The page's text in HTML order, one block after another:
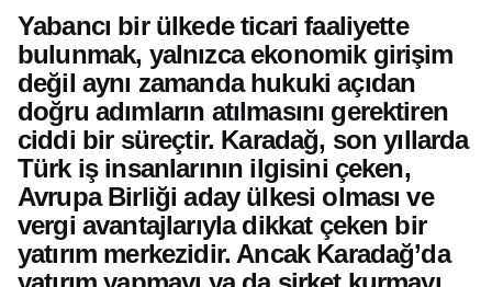
Yabancı bir ülkede ticari faaliyette
bulunmak, yalnızca ekonomik girişim
değil aynı zamanda hukuki açıdan
doğru adımların atılmasını gerektiren
ciddi bir süreçtir. Karadağ, son yıllarda
Türk iş insanlarının ilgisini çeken,
Avrupa Birliği aday ülkesi olması ve
vergi avantajlarıyla dikkat çeken bir
yatırım merkezidir. Ancak Karadağ’da